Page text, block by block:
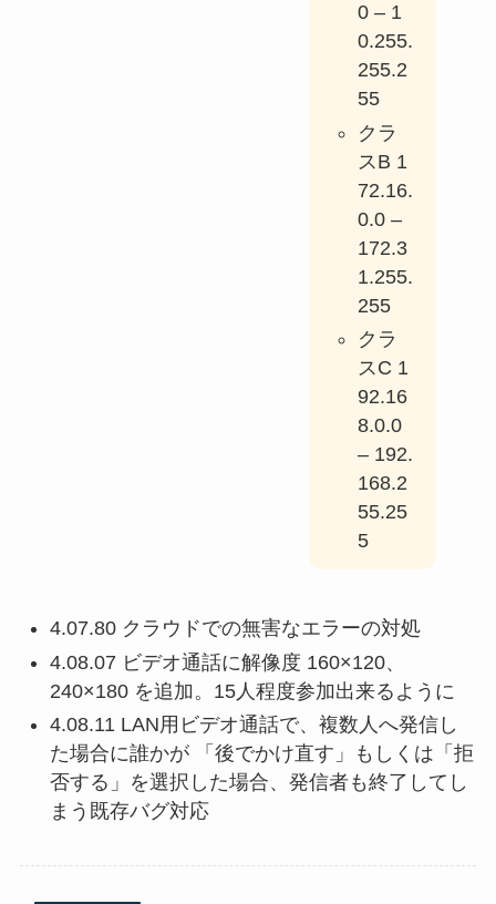
0 – 1
0.255.
255.2
55
クラ
スB 1
72.16.
0.0 –
172.3
1.255.
255
クラ
スC 1
92.16
8.0.0
– 192.
168.2
55.25
5
4.07.80 クラウドでの無害なエラーの対処
4.08.07 ビデオ通話に解像度 160×120、
240×180 を追加。15人程度参加出来るように
4.08.11 LAN用ビデオ通話で、複数人へ発信し
た場合に誰かが 「後でかけ直す」もしくは「拒
否する」を選択した場合、発信者も終了してし
まう既存バグ対応